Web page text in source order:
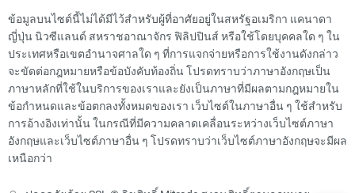
ข้อมูลบนไซต์นี้ไม่ได้มีไว้สำหรับผู้ที่อาศัยอยู่ในสหรัฐอเมริกา แคนาดา
ญี่ปุ่น นิวซีแลนด์ สหราชอาณาจักร ฟิลิปปินส์ หรือใช้โดยบุคคลใด ๆ ใน
ประเทศหรือเขตอำนาจศาลใด ๆ ที่การแจกจ่ายหรือการใช้งานดังกล่าว
จะขัดต่อกฎหมายหรือข้อบังคับท้องถิ่น โปรดทราบว่าภาษาอังกฤษเป็น
ภาษาหลักที่ใช้ในบริการของเราและยังเป็นภาษาที่มีผลตามกฎหมายใน
ข้อกำหนดและข้อตกลงทั้งหมดของเรา เว็บไซต์ในภาษาอื่น ๆ ใช้สำหรับ
การอ้างอิงเท่านั้น ในกรณีที่มีความคลาดเคลื่อนระหว่างเว็บไซต์ภาษา
อังกฤษและเว็บไซต์ภาษาอื่น ๆ โปรดทราบว่าเว็บไซต์ภาษาอังกฤษจะมีผล
เหนือกว่า